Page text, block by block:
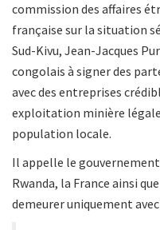
commission des affaires
française sur la situation
Sud-Kivu, Jean-Jacques
congolais à signer des
avec des entreprises
exploitation minière
population locale.
Il appelle le
Rwanda, la France ainsi
demeurer uniquement